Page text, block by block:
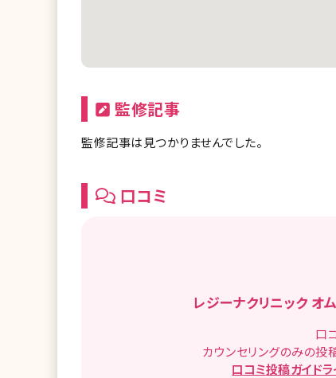
監修記事
監修記事は見つかりませんでした。
口コミ
レジーナクリニック オ
口
カウンセリングのみの投
口コミ投稿ガイドラ